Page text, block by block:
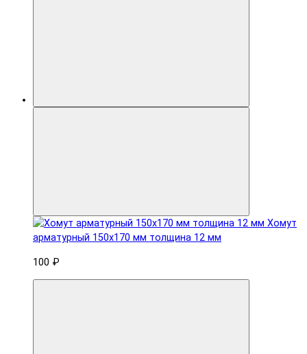
Хомут
арматурный 150x170 мм толщина 12 мм
100 ₽